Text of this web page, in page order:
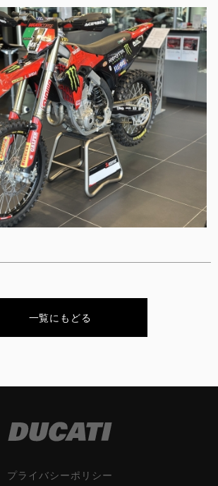
一覧にもどる
プライバシーポリシー